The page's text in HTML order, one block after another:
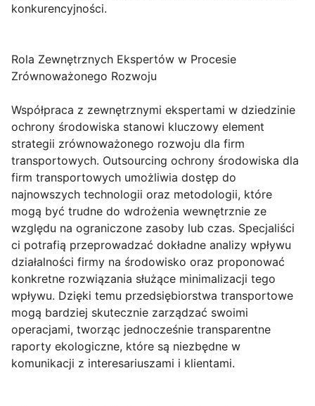
konkurencyjności.
Rola Zewnętrznych Ekspertów w Procesie
Zrównoważonego Rozwoju
Współpraca z zewnętrznymi ekspertami w dziedzinie
ochrony środowiska stanowi kluczowy element
strategii zrównoważonego rozwoju dla firm
transportowych. Outsourcing ochrony środowiska dla
firm transportowych umożliwia dostęp do
najnowszych technologii oraz metodologii, które
mogą być trudne do wdrożenia wewnętrznie ze
względu na ograniczone zasoby lub czas. Specjaliści
ci potrafią przeprowadzać dokładne analizy wpływu
działalności firmy na środowisko oraz proponować
konkretne rozwiązania służące minimalizacji tego
wpływu. Dzięki temu przedsiębiorstwa transportowe
mogą bardziej skutecznie zarządzać swoimi
operacjami, tworząc jednocześnie transparentne
raporty ekologiczne, które są niezbędne w
komunikacji z interesariuszami i klientami.